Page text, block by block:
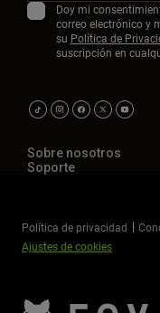
Doy mi
correo electrónico y
su Política de
suscripción en
Sobre nosotros
Soporte
Política de privacidad
Ajustes de cookies